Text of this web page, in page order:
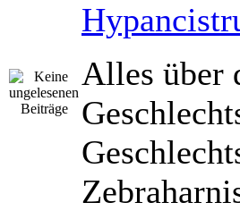
Alles über